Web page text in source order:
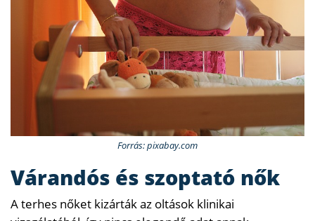
Forrás: pixabay.com
Várandós és szoptató nők
A terhes nőket kizárták az oltások klinikai